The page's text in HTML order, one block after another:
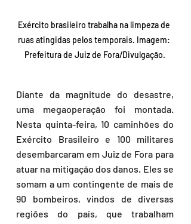
Exército brasileiro trabalha na limpeza de
ruas atingidas pelos temporais. Imagem:
Prefeitura de Juiz de Fora/Divulgação.
Diante da magnitude do desastre,
uma megaoperação foi montada.
Nesta quinta-feira, 10 caminhões do
Exército Brasileiro e 100 militares
desembarcaram em Juiz de Fora para
atuar na mitigação dos danos. Eles se
somam a um contingente de mais de
90 bombeiros, vindos de diversas
regiões do país, que trabalham